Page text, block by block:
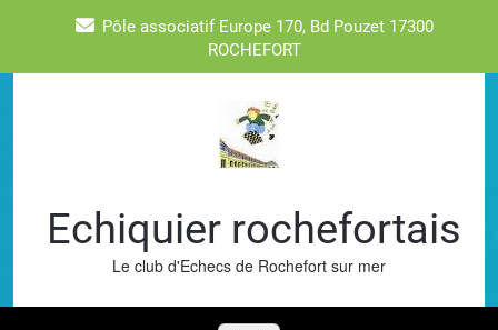
Pôle associatif Europe 170, Bd Pouzet 17300
ROCHEFORT
Echiquier rochefortais
Le club d'Echecs de Rochefort sur mer